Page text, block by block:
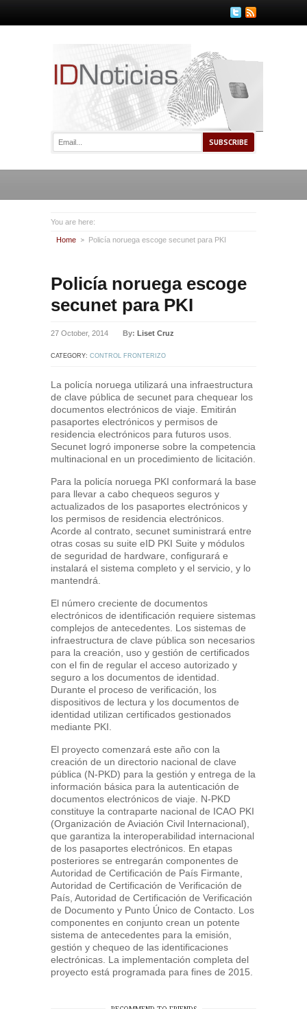
You are here:
Home Policía noruega escoge secunet para PKI
Policía noruega escoge
secunet para PKI
27 October, 2014 By: Liset Cruz
CATEGORY: CONTROL FRONTERIZO
La policía noruega utilizará una infraestructura
de clave pública de secunet para chequear los
documentos electrónicos de viaje. Emitirán
pasaportes electrónicos y permisos de
residencia electrónicos para futuros usos.
Secunet logró imponerse sobre la competencia
multinacional en un procedimiento de licitación.
Para la policía noruega PKI conformará la base
para llevar a cabo chequeos seguros y
actualizados de los pasaportes electrónicos y
los permisos de residencia electrónicos.
Acorde al contrato, secunet suministrará entre
otras cosas su suite eID PKI Suite y módulos
de seguridad de hardware, configurará e
instalará el sistema completo y el servicio, y lo
mantendrá.
El número creciente de documentos
electrónicos de identificación requiere sistemas
complejos de antecedentes. Los sistemas de
infraestructura de clave pública son necesarios
para la creación, uso y gestión de certificados
con el fin de regular el acceso autorizado y
seguro a los documentos de identidad.
Durante el proceso de verificación, los
dispositivos de lectura y los documentos de
identidad utilizan certificados gestionados
mediante PKI.
El proyecto comenzará este año con la
creación de un directorio nacional de clave
pública (N-PKD) para la gestión y entrega de la
información básica para la autenticación de
documentos electrónicos de viaje. N-PKD
constituye la contraparte nacional de ICAO PKI
(Organización de Aviación Civil Internacional),
que garantiza la interoperabilidad internacional
de los pasaportes electrónicos. En etapas
posteriores se entregarán componentes de
Autoridad de Certificación de País Firmante,
Autoridad de Certificación de Verificación de
País, Autoridad de Certificación de Verificación
de Documento y Punto Único de Contacto. Los
componentes en conjunto crean un potente
sistema de antecedentes para la emisión,
gestión y chequeo de las identificaciones
electrónicas. La implementación completa del
proyecto está programada para fines de 2015.